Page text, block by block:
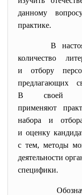
данному
практике.
В
количество
и отбору
предлагающих
В своей
применяют
набора и
и оценку
с тем, методы
деятельности
специфики.